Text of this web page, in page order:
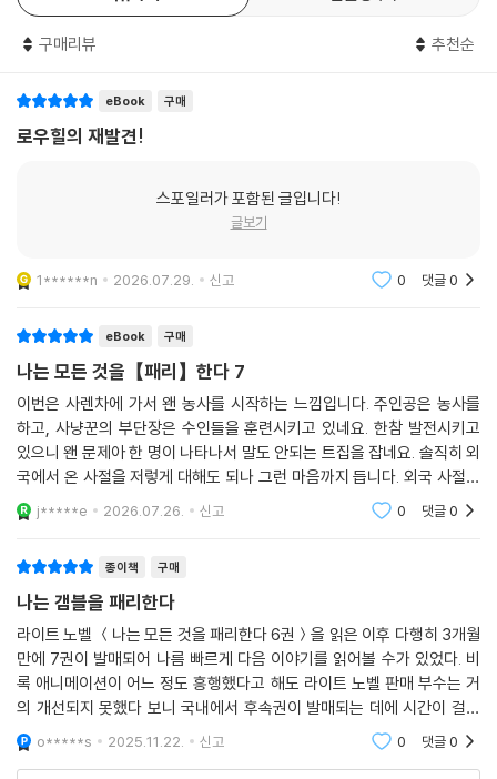
구매리뷰 추천순
eBook 구매
로우힐의 재발견!
스포일러가 포함된 글입니다!
글보기
1******n 2026.07.29. 신고 0 댓글0
eBook 구매
나는 모든 것을【패리】한다 7
이번은 사렌차에 가서 왠 농사를 시작하는 느낌입니다. 주인공은 농사를
하고, 사냥꾼의 부단장은 수인들을 훈련시키고 있네요. 한참 발전시키고
있으니 왠 문제아 한 명이 나타나서 말도 안되는 트집을 잡네요. 솔직히 외
국에서 온 사절을 저렇게 대해도 되나 그런 마음까지 듭니다. 외국 사절에
이리저리 으름장을 놓고 유희를 거의 강제로 하게 만드는 상황은 국제 문
제로 발전해도 할
j*****e 2026.07.26. 신고 0 댓글0
종이책 구매
나는 갬블을 패리한다
라이트 노벨 ＜나는 모든 것을 패리한다 6권＞을 읽은 이후 다행히 3개월
만에 7권이 발매되어 나름 빠르게 다음 이야기를 읽어볼 수가 있었다. 비
록 애니메이션이 어느 정도 흥행했다고 해도 라이트 노벨 판매 부수는 거
의 개선되지 못했다 보니 국내에서 후속권이 발매되는 데에 시간이 걸린
작품이었는데, 5권이 발매되고 6권이 발매될 때 8개월이 걸린 것에 비하
면 3개월은 약과였다
o*****s 2025.11.22. 신고 0 댓글0